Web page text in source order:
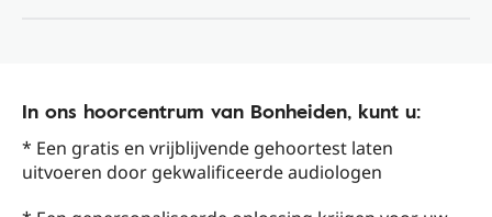
In ons hoorcentrum van Bonheiden, kunt u:
* Een gratis en vrijblijvende gehoortest laten
uitvoeren door gekwalificeerde audiologen